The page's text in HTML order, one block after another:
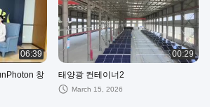
06:39
창
00:29
태양광 컨테이너2
March 15, 2026